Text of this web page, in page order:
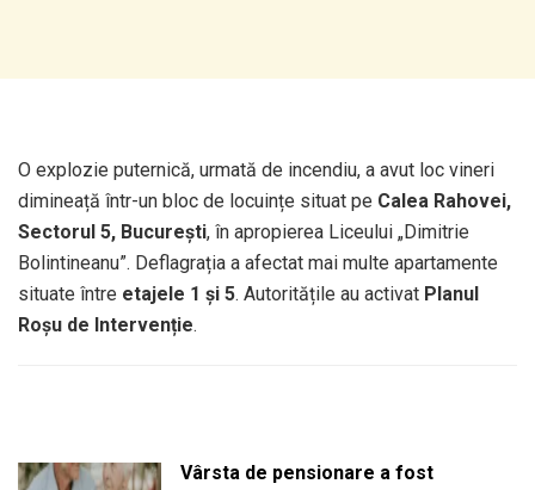
O explozie puternică, urmată de incendiu, a avut loc vineri
dimineață într-un bloc de locuințe situat pe Calea Rahovei,
Sectorul 5, București, în apropierea Liceului „Dimitrie
Bolintineanu”. Deflagrația a afectat mai multe apartamente
situate între etajele 1 și 5. Autoritățile au activat Planul
Roșu de Intervenție.
Vârsta de pensionare a fost